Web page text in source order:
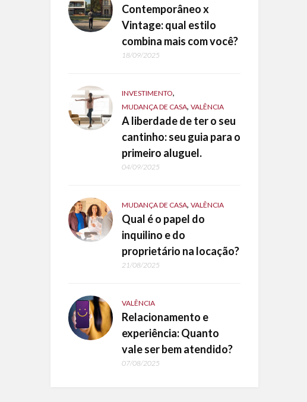
Contemporâneo x
Vintage: qual estilo
combina mais com você?
18/09/2025
INVESTIMENTO,
MUDANÇA DE CASA, VALÊNCIA
A liberdade de ter o seu
cantinho: seu guia para o
primeiro aluguel.
04/09/2025
MUDANÇA DE CASA, VALÊNCIA
Qual é o papel do
inquilino e do
proprietário na locação?
21/08/2025
VALÊNCIA
Relacionamento e
experiência: Quanto
vale ser bem atendido?
07/08/2025